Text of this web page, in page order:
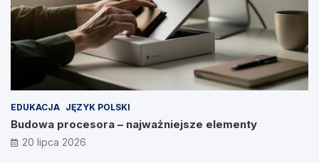
EDUKACJA JĘZYK POLSKI
Budowa procesora – najważniejsze elementy
20 lipca 2026